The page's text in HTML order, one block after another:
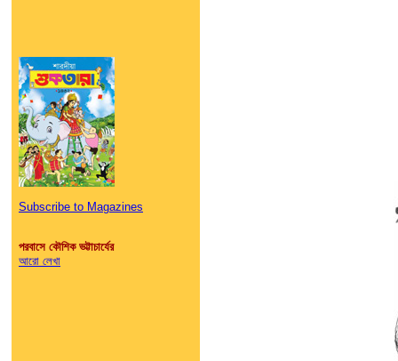
Subscribe to Magazines
পরবাসে কৌশিক ভট্টাচার্যের
আরো লেখা